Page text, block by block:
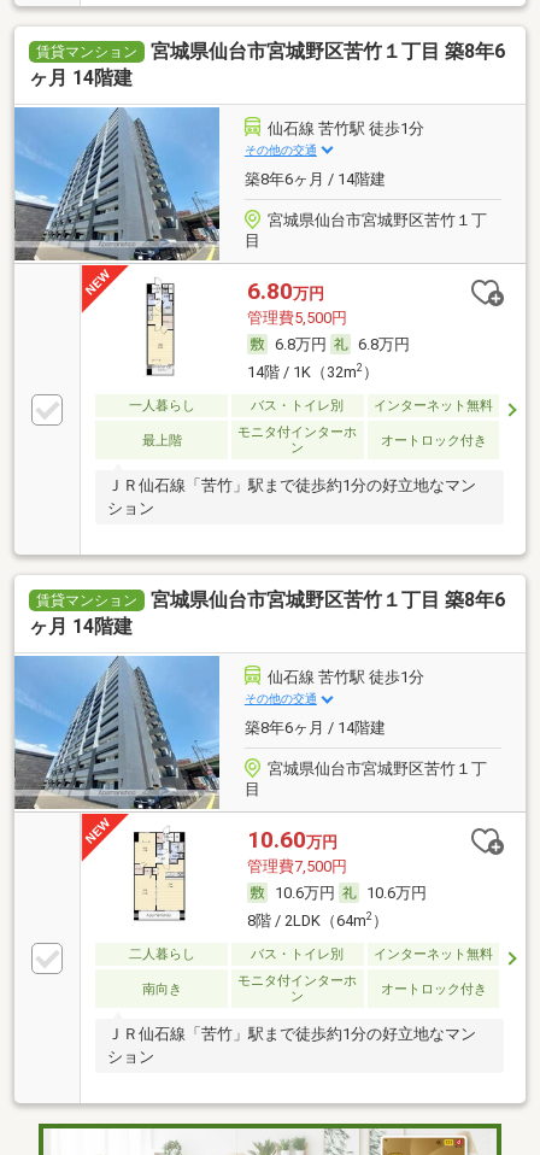
賃貸マンション
宮城県仙台市宮城野区苦竹１丁目 築8年6
ヶ月 14階建
仙石線 苦竹駅 徒歩1分
その他の交通
築8年6ヶ月 / 14階建
宮城県仙台市宮城野区苦竹１丁
目
6.80万円
管理費5,500円
6.8万円
6.8万円
14階 / 1K（32m2）
一人暮らし バス・トイレ別 インターネット無料
最上階
モニタ付インターホ
ン
オートロック付き
ＪＲ仙石線「苦竹」駅まで徒歩約1分の好立地なマン
ション
賃貸マンション
宮城県仙台市宮城野区苦竹１丁目 築8年6
ヶ月 14階建
仙石線 苦竹駅 徒歩1分
その他の交通
築8年6ヶ月 / 14階建
宮城県仙台市宮城野区苦竹１丁
目
10.60万円
管理費7,500円
10.6万円
10.6万円
8階 / 2LDK（64m2）
二人暮らし バス・トイレ別 インターネット無料
南向き
モニタ付インターホ
ン
オートロック付き
ＪＲ仙石線「苦竹」駅まで徒歩約1分の好立地なマン
ション